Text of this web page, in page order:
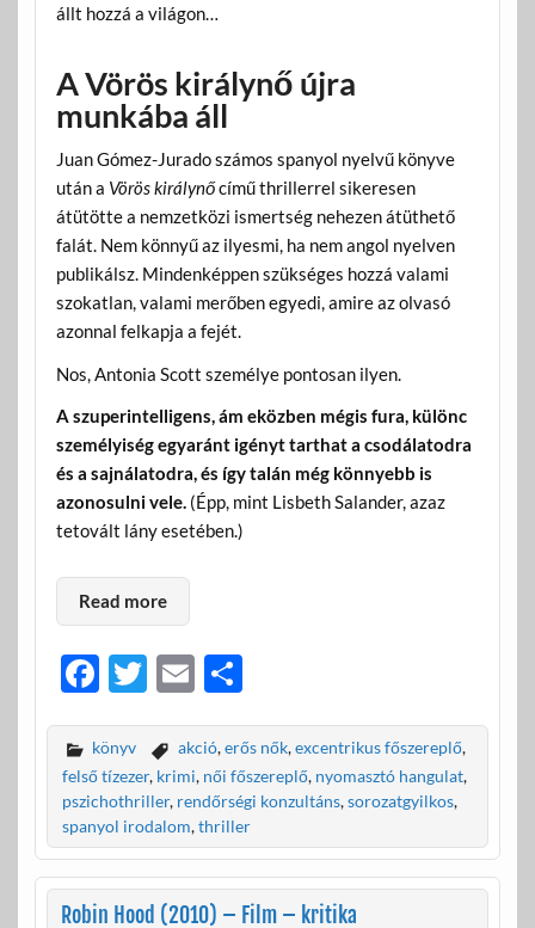
állt hozzá a világon…
A Vörös királynő újra
munkába áll
Juan Gómez-Jurado számos spanyol nyelvű könyve
után a Vörös királynőcímű thrillerrel sikeresen
átütötte a nemzetközi ismertség nehezen átüthető
falát. Nem könnyű az ilyesmi, ha nem angol nyelven
publikálsz. Mindenképpen szükséges hozzá valami
szokatlan, valami merőben egyedi, amire az olvasó
azonnal felkapja a fejét.
Nos, Antonia Scott személye pontosan ilyen.
A szuperintelligens, ám eközben mégis fura, különc
személyiség egyaránt igényt tarthat a csodálatodra
és a sajnálatodra, és így talán még könnyebb is
azonosulni vele.(Épp, mint Lisbeth Salander, azaz
tetovált lány esetében.)
Read more
F
e
b
o
o
k
T
itt
er
E
ail
O
za
m
e
g
könyv akció,erős nők,excentrikus főszereplő,
felső tízezer, krimi, női főszereplő, nyomasztó hangulat,
pszichothriller, rendőrségi konzultáns,sorozatgyilkos,
spanyol irodalom,thriller
Robin Hood (2010) – Film – kritika